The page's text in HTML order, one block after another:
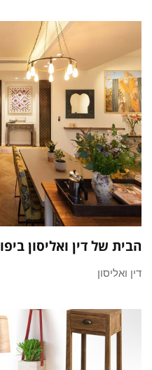
הבית של דין ואליסון ביפו
דין ואליסון